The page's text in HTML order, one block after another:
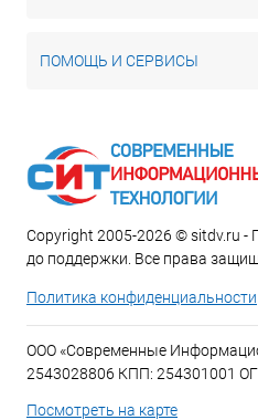
ПОМОЩЬ И СЕРВИСЫ
Copyright 2005-2026 © sitdv.ru -
до поддержки. Все права
Политика конфиденциальности
ООО «Современные
2543028806 КПП: 254301001
Посмотреть на карте